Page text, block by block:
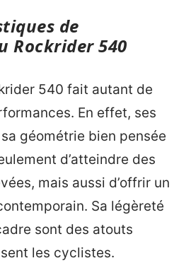
de
Rockrider 540
540 fait autant de
En effet, ses
géométrie bien pensée
d’atteindre des
mais aussi d’offrir un
Sa légèreté
sont des atouts
les cyclistes.